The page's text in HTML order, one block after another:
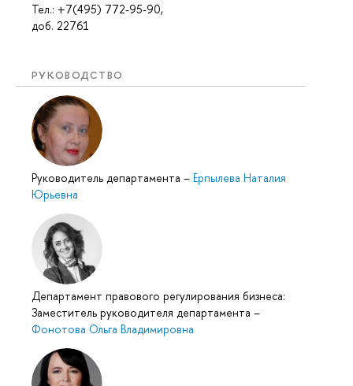
Тел.: +7(495) 772-95-90,
доб. 22761
РУКОВОДСТВО
Руководитель департамента – Ерпылева Наталия
Юрьевна
Департамент правового регулирования бизнеса:
Заместитель руководителя департамента –
Фонотова Ольга Владимировна